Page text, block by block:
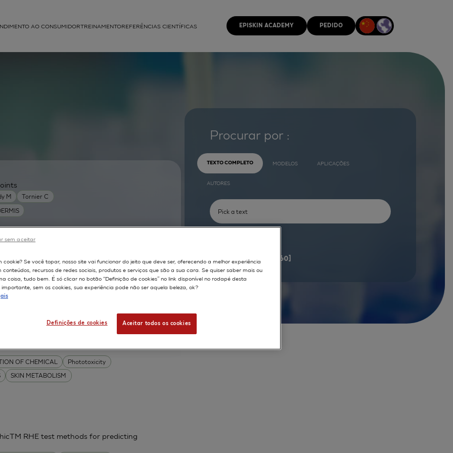
AO CONSUMIDORTREINAMENTOREFERÊNCIAS CIENTÍFICAS EPISKIN ACADEMY PEDIDO
M Tornier C
OF CHEMICAL
Phototoxicity
SKIN METABOLISM
and validation of screening
RHE test methods for predicting
Procurar por :
TEXTO COMPLETO MODELOS APLICAÇÕES
AUTORES
598documents [41 - 60]
cookie? Se você topar, nosso site vai funcionar do jeito que deve ser, oferecendo a melhor experiência
conteúdos, recursos de redes sociais, produtos e serviços que são a sua cara. Se quiser saber mais ou
coisa, tudo bem. É só clicar no botão “Definição de cookies” no link disponível no rodapé desta
sem os cookies, sua experiência pode não ser aquela beleza, ok?
Definições de cookies Aceitar todos os cookies
sem aceitar